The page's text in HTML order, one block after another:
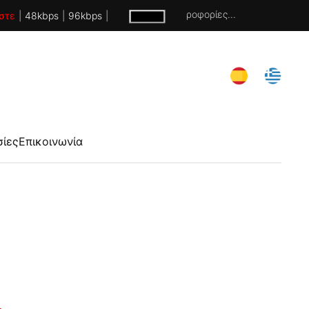
48kbps 96kbps Χωρίς πληροφορίες...
Επικοινωνία